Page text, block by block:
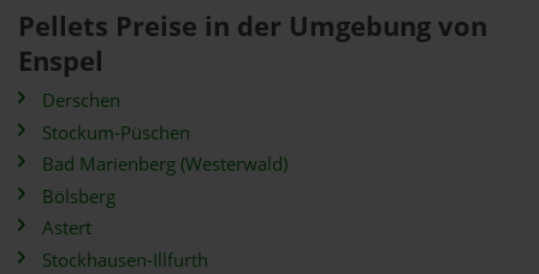
Pellets Preise in der Umgebung von
Enspel
Derschen
Stockum-Püschen
Bad Marienberg (Westerwald)
Bölsberg
Astert
Stockhausen-Illfurth